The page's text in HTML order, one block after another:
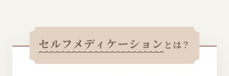
セルフメディケーション とは？